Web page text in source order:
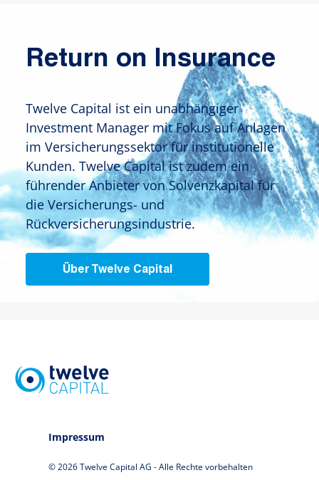
Return on Insurance
Twelve Capital ist ein unabhängiger
Investment Manager mit Fokus auf Anlagen
im Versicherungssektor für institutionelle
Kunden. Twelve Capital ist zudem ein
führender Anbieter von Solvenzkapital für
die Versicherungs- und
Rückversicherungsindustrie.
Über Twelve Capital
Impressum
© 2026 Twelve Capital AG - Alle Rechte vorbehalten